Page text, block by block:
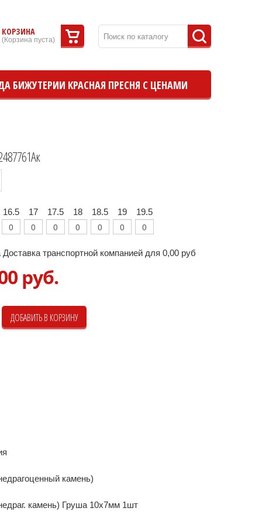
КОРЗИНА
(Корзина пуста)
БИЖУТЕРИИ КРАСНАЯ ПРЕСНЯ С ЦЕНАМИ
16.5 17 17.5 18 18.5 19 19.5
Доставка транспортной компанией для 0,00 руб
руб.
камень)
камень) Груша 10х7мм 1шт